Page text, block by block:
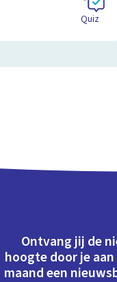
Quiz
Ontvang jij de
hoogte door je
maand een